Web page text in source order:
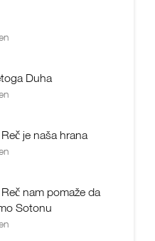
Duha
je naša hrana
nam pomaže da
Sotonu